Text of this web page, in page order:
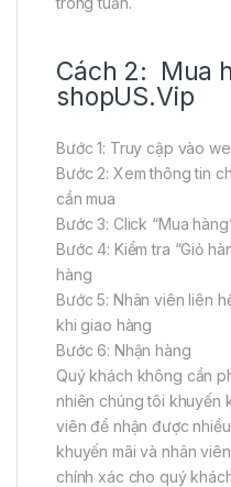
Cách 2: Mua
shopUS.Vip
Bước 1: Truy cập vào
Bước 2: Xem thông tin
cần mua
Bước 3: Click “Mua
Bước 4: Kiểm tra “Giỏ
hàng
Bước 5: Nhân viên liên
khi giao hàng
Bước 6: Nhận hàng
Quý khách không cần
nhiên chúng tôi khuyến
viên để nhận được
khuyến mãi và nhân
chính xác cho quý